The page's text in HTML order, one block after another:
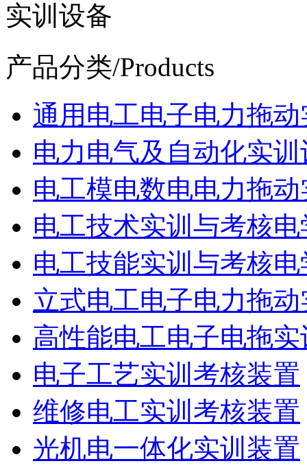
实训设备
产品分类/Products
通用电工电子电力拖
电力电气及自动化实训
电工模电数电电力拖
电工技术实训与考核
电工技能实训与考核
立式电工电子电力拖
高性能电工电子电拖
电子工艺实训考核装置
维修电工实训考核装置
光机电一体化实训装置